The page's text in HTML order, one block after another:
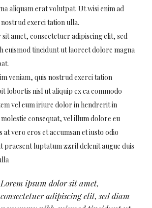
aliquam erat volutpat. Ut wisi enim ad
exerci tation ulla.
amet, consectetuer adipiscing elit, sed
euismod tincidunt ut laoreet dolore magna
veniam, quis nostrud exerci tation
lobortis nisl ut aliquip ex ea commodo
vel eum iriure dolor in hendrerit in
consequat, vel illum dolore eu
at vero eros et accumsan et iusto odio
praesent luptatum zzril delenit augue duis
Lorem ipsum dolor sit amet,
consectetuer adipiscing elit, sed diam